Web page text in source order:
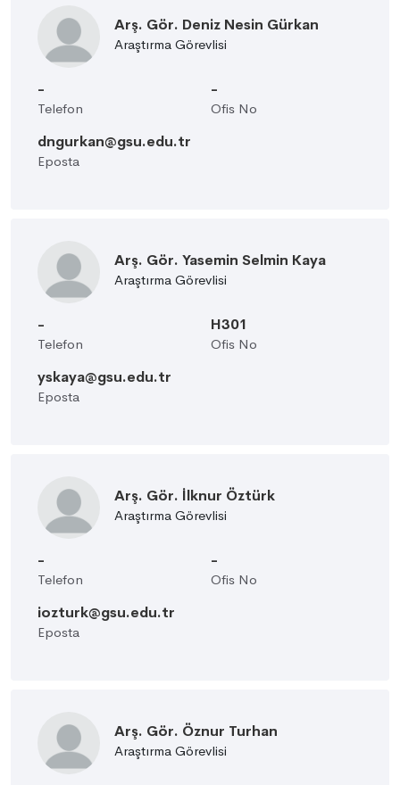
Arş. Gör. Deniz Nesin Gürkan
Araştırma Görevlisi
-
Telefon
-
Ofis No
dngurkan@gsu.edu.tr
Eposta
Arş. Gör. Yasemin Selmin Kaya
Araştırma Görevlisi
-
Telefon
H301
Ofis No
yskaya@gsu.edu.tr
Eposta
Arş. Gör. İlknur Öztürk
Araştırma Görevlisi
-
Telefon
-
Ofis No
iozturk@gsu.edu.tr
Eposta
Arş. Gör. Öznur Turhan
Araştırma Görevlisi